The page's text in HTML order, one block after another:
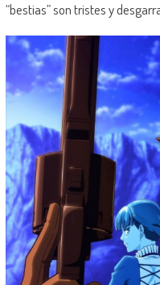
“bestias” son tristes y